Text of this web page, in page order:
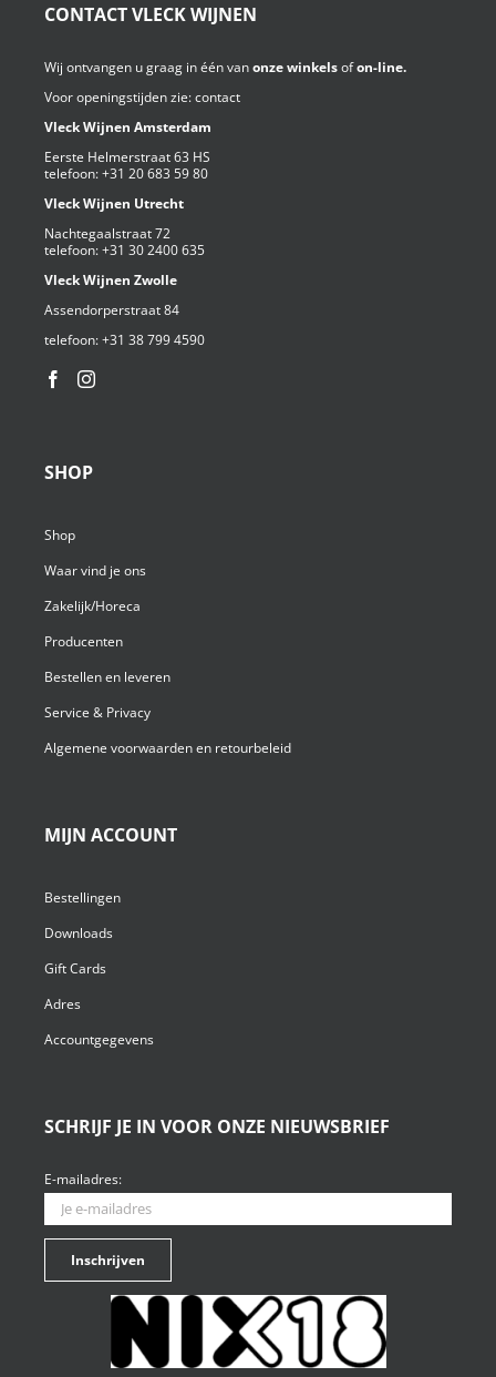
CONTACT VLECK WIJNEN
Wij ontvangen u graag in één vanonze winkelsofon-line.
Voor openingstijden zie:contact
Vleck Wijnen Amsterdam
Eerste Helmerstraat 63 HS
telefoon:+31 20 683 59 80
Vleck Wijnen Utrecht
Nachtegaalstraat 72
telefoon:+31 30 2400 635
Vleck Wijnen Zwolle
Assendorperstraat 84
telefoon:+31 38 799 4590⁩
SHOP
Shop
Waar vind je ons
Zakelijk/Horeca
Producenten
Bestellen en leveren
Service & Privacy
Algemene voorwaarden en retourbeleid
MIJN ACCOUNT
Bestellingen
Downloads
Gift Cards
Adres
Accountgegevens
SCHRIJF JE IN VOOR ONZE NIEUWSBRIEF
E-mailadres: